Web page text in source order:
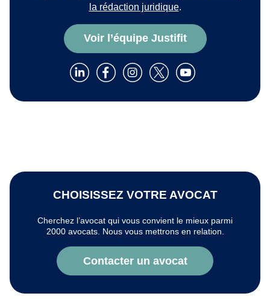
la rédaction juridique.
Voir l’équipe Justifit
CHOISISSEZ VOTRE AVOCAT
Cherchez l’avocat qui vous convient le mieux parmi
2000 avocats. Nous vous mettrons en relation.
Contacter un avocat